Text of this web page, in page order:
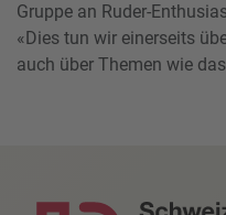
Gruppe an Ruder-
«Dies tun wir einerseits
auch über Themen wie